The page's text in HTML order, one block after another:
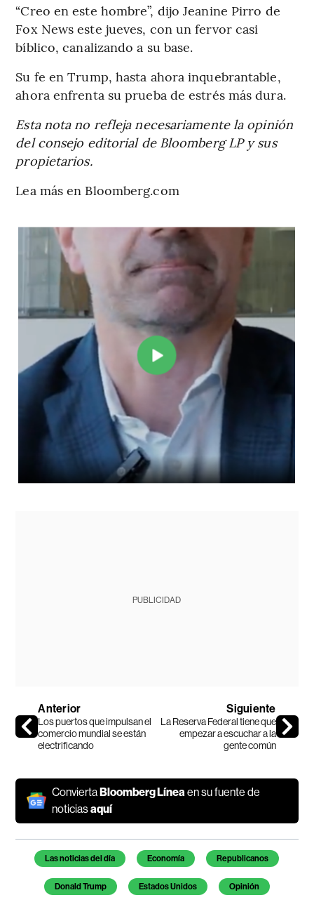
“Creo en este hombre”, dijo Jeanine Pirro de
Fox News este jueves, con un fervor casi
bíblico, canalizando a su base.
Su fe en Trump, hasta ahora inquebrantable,
ahora enfrenta su prueba de estrés más dura.
Esta nota no refleja necesariamente la opinión
del consejo editorial de Bloomberg LP y sus
propietarios.
Lea más en Bloomberg.com
PUBLICIDAD
Anterior
Los puertos que impulsan el
comercio mundial se están
electrificando
Siguiente
La Reserva Federal tiene que
empezar a escuchar a la
gente común
ConviertaBloomberg Línea en su fuente de
noticiasaquí
Temas de este artículo
Las noticias del día Economía Republicanos
Donald Trump Estados Unidos Opinión